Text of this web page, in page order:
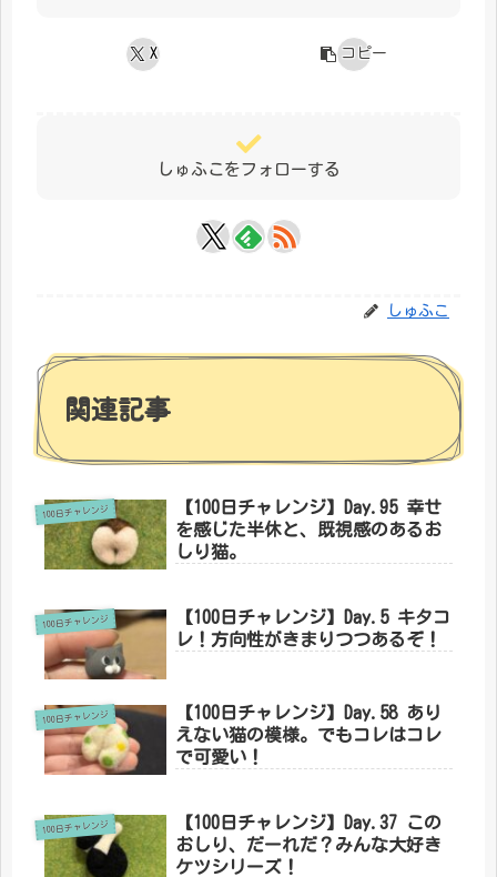
X コピー
しゅふこをフォローする
しゅふこ
関連記事
100日チャレンジ
【100日チャレンジ】Day.95 幸せ
を感じた半休と、既視感のあるお
しり猫。
100日チャレンジ
【100日チャレンジ】Day.5 キタコ
レ！方向性がきまりつつあるぞ！
100日チャレンジ
【100日チャレンジ】Day.58 あり
えない猫の模様。でもコレはコレ
で可愛い！
100日チャレンジ
【100日チャレンジ】Day.37 この
おしり、だーれだ？みんな大好き
ケツシリーズ！